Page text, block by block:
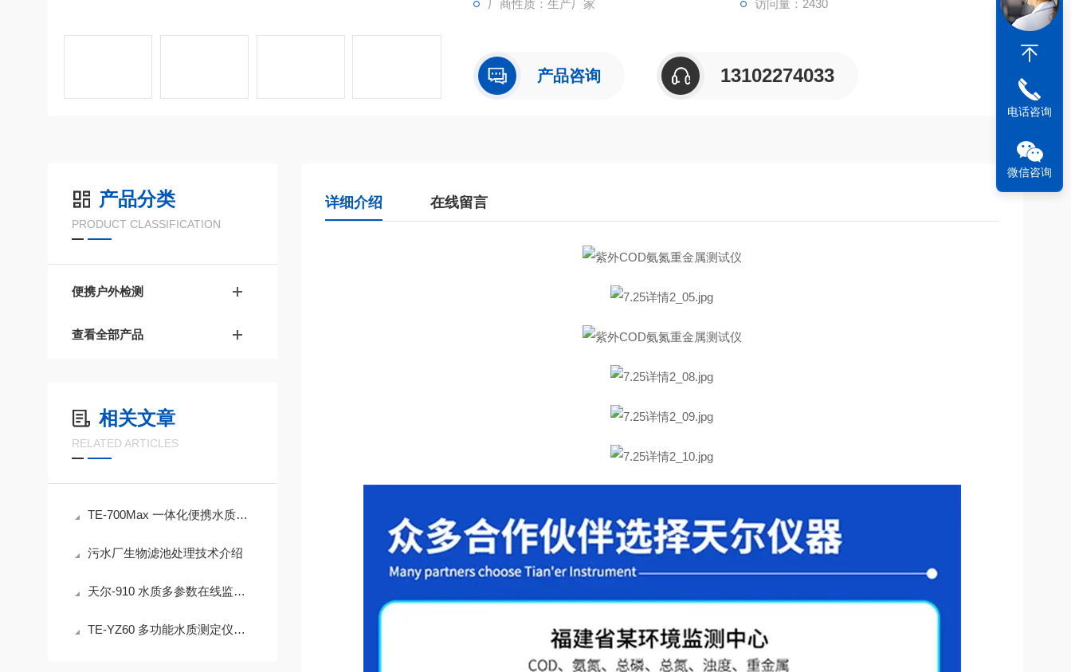
厂商性质：生产厂家 访问量：2430
产品咨询 13102274033
产品分类
PRODUCT CLASSIFICATION
便携户外检测
查看全部产品
相关文章
RELATED ARTICLES
TE-700Max 一体化便携水质多参数检测仪：户外执法与实验室全能检测利器
污水厂生物滤池处理技术介绍
天尔-910 水质多参数在线监测仪 多指标监测装备
TE-YZ60 多功能水质测定仪：精准护航养殖水质，高效守护水产安全
详细介绍 在线留言
电话咨询
微信咨询